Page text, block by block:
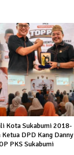
Kota Sukabumi 2018-
DPD Kang Danny
PKS Sukabumi